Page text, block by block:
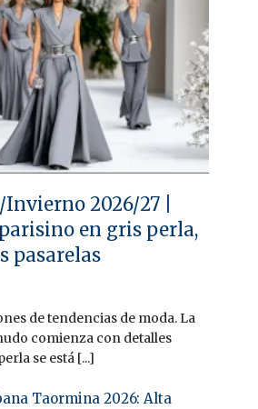
2026/27 |
en gris perla,
pasarelas
de tendencias de moda. La
comienza con detalles
se está [...]
Taormina 2026: Alta